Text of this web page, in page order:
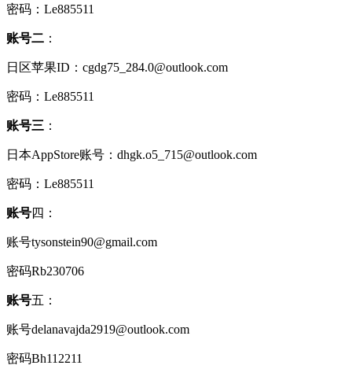
密码：Le885511
账号二 ：
日区苹果ID：cgdg75_284.0@outlook.com
密码：Le885511
账号三 ：
日本AppStore账号：dhgk.o5_715@outlook.com
密码：Le885511
账号四：
账号tysonstein90@gmail.com
密码Rb230706
账号五：
账号delanavajda2919@outlook.com
密码Bh112211